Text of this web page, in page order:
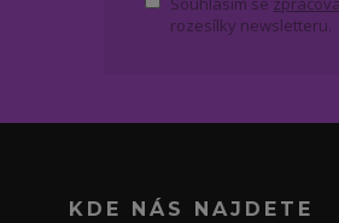
rozesílky newsletteru.
KDE NÁS NAJDETE